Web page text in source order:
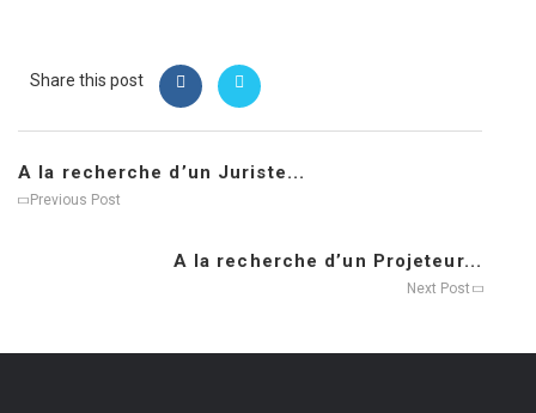
Share this post
A la recherche d’un Juriste...
Previous Post
A la recherche d’un Projeteur...
Next Post